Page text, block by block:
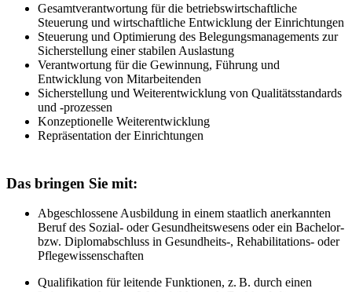
Gesamtverantwortung für die betriebswirtschaftliche
Steuerung und wirtschaftliche Entwicklung der Einrichtungen
Steuerung und Optimierung des Belegungsmanagements zur
Sicherstellung einer stabilen Auslastung
Verantwortung für die Gewinnung, Führung und
Entwicklung von Mitarbeitenden
Sicherstellung und Weiterentwicklung von Qualitätsstandards
und -prozessen
Konzeptionelle Weiterentwicklung
Repräsentation der Einrichtungen
Das bringen Sie mit:
Abgeschlossene Ausbildung in einem staatlich anerkannten
Beruf des Sozial- oder Gesundheitswesens oder ein Bachelor-
bzw. Diplomabschluss in Gesundheits-, Rehabilitations- oder
Pflegewissenschaften
Qualifikation für leitende Funktionen, z. B. durch einen